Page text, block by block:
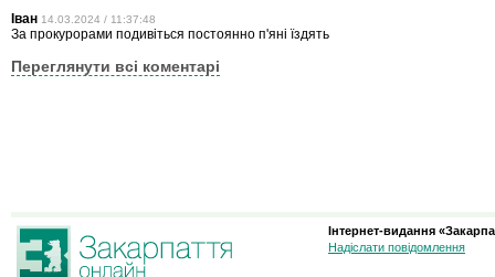
Іван 14.03.2024 / 11:37:48
За прокурорами подивіться постоянно п'яні їздять
Переглянути всі коментарі
Інтернет-видання
Надіслати повідомлення